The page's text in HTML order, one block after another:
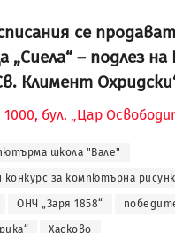
се
„Сиела“ – подлез
Климент
бул. „Цар
школа "Вале"
за компютърна
ОНЧ „Заря 1858“
Хасково